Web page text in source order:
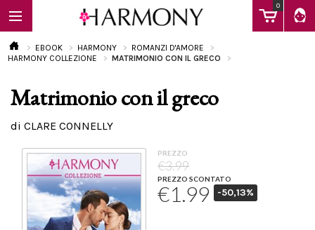
0
EBOOK
Calendario
EBOOK HARMONY
ROMANZI D'AMORE
HARMONY COLLEZIONE
MATRIMONIO CON IL GRECO
Matrimonio con il greco
di CLARE CONNELLY
PREZZO
€3.99
PREZZO SCONTATO
€1.99 -50,13%